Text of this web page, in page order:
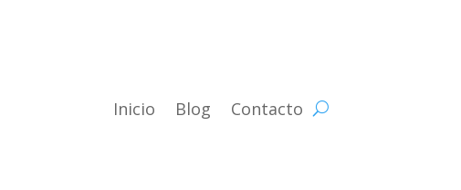
Inicio Blog Contacto